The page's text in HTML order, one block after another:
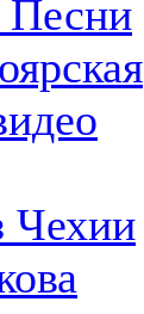
Песни
Чехии